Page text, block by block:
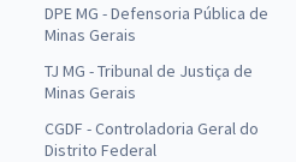
DPE MG - Defensoria Pública de
Minas Gerais
TJ MG - Tribunal de Justiça de
Minas Gerais
CGDF - Controladoria Geral do
Distrito Federal